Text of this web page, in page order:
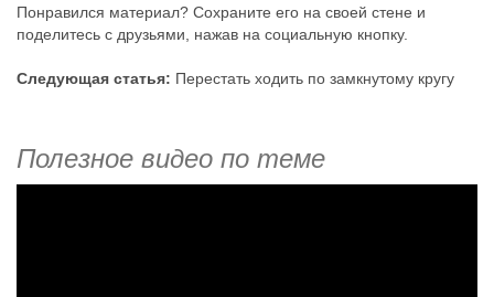
Понравился материал? Сохраните его на своей стене и
поделитесь с друзьями, нажав на социальную кнопку.
Следующая статья: Перестать ходить по замкнутому кругу
Полезное видео по теме